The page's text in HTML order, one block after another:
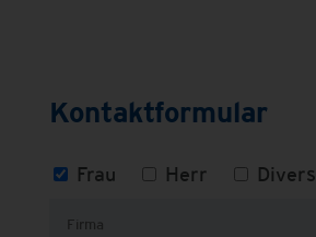
Kontaktformular
Frau Herr Divers